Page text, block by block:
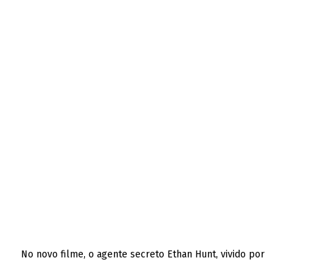
No novo filme, o agente secreto Ethan Hunt, vivido por